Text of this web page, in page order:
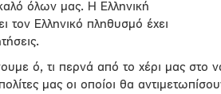
όλων μας. Η Ελληνική
τον Ελληνικό πληθυσμό έχει
ό, τι περνά από το χέρι μας στο
μας οι οποίοι θα